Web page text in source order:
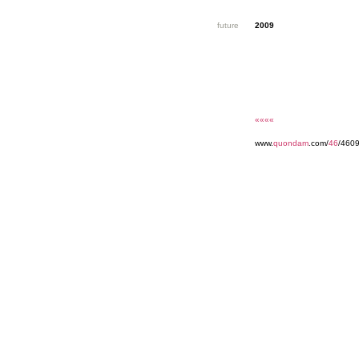
future 2009
««««
www.quondam .com/46/